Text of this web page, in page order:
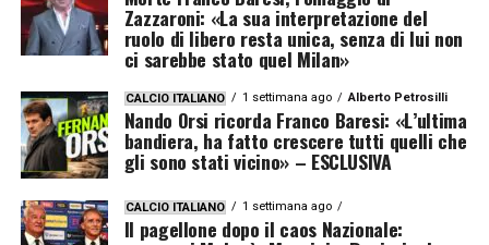
Zazzaroni: «La sua interpretazione del
ruolo di libero resta unica, senza di lui non
ci sarebbe stato quel Milan»
CALCIO ITALIANO 1 settimana ago Alberto Petrosilli
Nando Orsi ricorda Franco Baresi: «L’ultima
bandiera, ha fatto crescere tutti quelli che
gli sono stati vicino» – ESCLUSIVA
CALCIO ITALIANO 1 settimana ago
Il pagellone dopo il caos Nazionale: